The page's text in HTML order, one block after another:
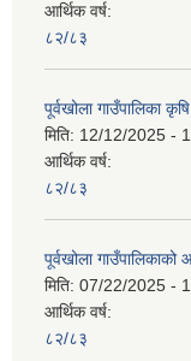
आर्थिक वर्ष:
८२/८३
पूर्वखोला गाउँपालिका
मिति: 12/12/2025 -
आर्थिक वर्ष:
८२/८३
पूर्वखोला
मिति: 07/22/2025 -
आर्थिक वर्ष:
८२/८३